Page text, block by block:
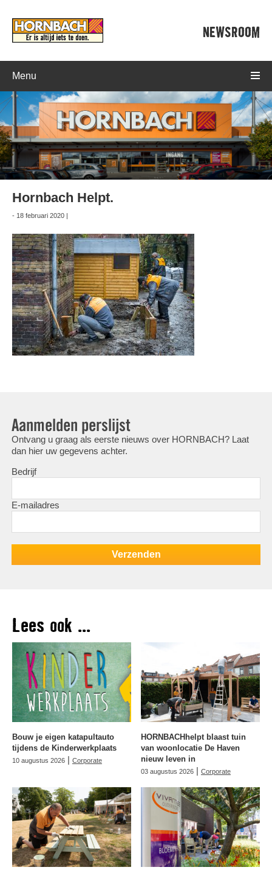
NEWSROOM
Menu
Hornbach Helpt.
- 18 februari 2020 |
Aanmelden perslijst
Ontvang u graag als eerste nieuws over HORNBACH? Laat
dan hier uw gegevens achter.
Bedrijf
E-mailadres
Lees ook ...
Bouw je eigen katapultauto
tijdens de Kinderwerkplaats
10 augustus 2026 | Corporate
HORNBACHhelpt blaast tuin
van woonlocatie De Haven
nieuw leven in
03 augustus 2026 | Corporate